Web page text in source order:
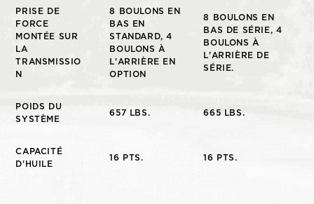
PRISE DE
FORCE
MONTÉE SUR
LA
TRANSMISSIO
N
8 BOULONS EN
BAS EN
STANDARD, 4
BOULONS À
L'ARRIÈRE EN
OPTION
8 BOULONS EN
BAS DE SÉRIE, 4
BOULONS À
L'ARRIÈRE DE
SÉRIE.
POIDS DU
SYSTÈME
657 LBS. 665 LBS.
CAPACITÉ
D'HUILE
16 PTS. 16 PTS.